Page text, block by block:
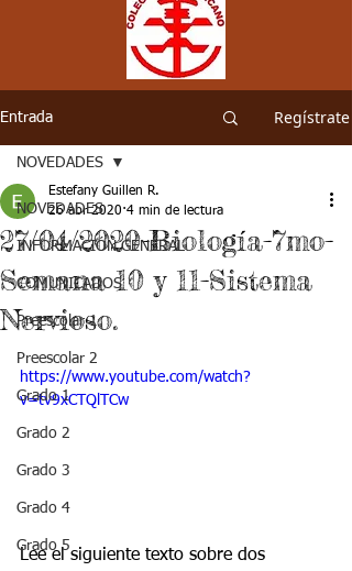
Entrada Regístrate
NOVEDADES
INFORMACIÓN GENERAL
COMUNICADOS
Preescolar 1
Preescolar 2
Grado 1
Grado 2
Grado 3
Grado 4
Grado 5
NOVEDADES
27/04/2020-Biología-7mo-
Semana 10 y 11-Sistema
Nervioso.
Estefany Guillen R.
26 abr 2020 4 min de lectura
https://www.youtube.com/watch?
v=tv9xCTQlTCw
Lee el siguiente texto sobre dos